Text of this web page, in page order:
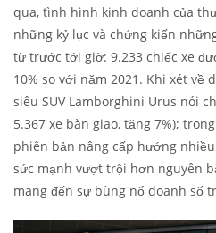
qua, tình hình kinh doanh của
những kỷ lục và chứng kiến
từ trước tới giờ: 9.233 chiếc xe
10% so với năm 2021. Khi xét về
siêu SUV Lamborghini Urus nói
5.367 xe bàn giao, tăng 7%);
phiên bản nâng cấp hướng
sức mạnh vượt trội hơn nguyên
mang đến sự bùng nổ doanh số